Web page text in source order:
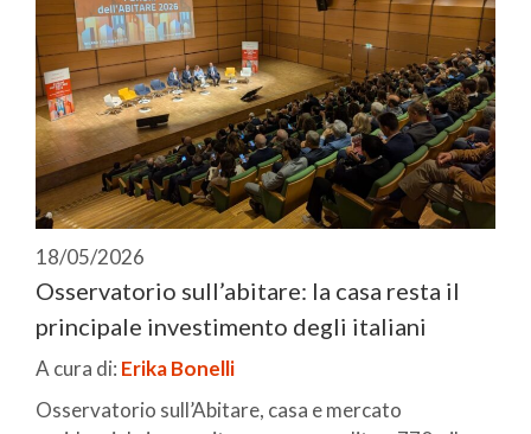
18/05/2026
Osservatorio sull’abitare: la casa resta il
principale investimento degli italiani
A cura di: Erika Bonelli
Osservatorio sull’Abitare, casa e mercato